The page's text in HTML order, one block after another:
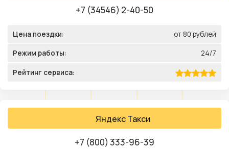
+7 (34546) 2-40-50
Цена поездки: от 80 рублей
Режим работы: 24/7
Рейтинг сервиса:
Яндекс Такси
+7 (800) 333-96-39